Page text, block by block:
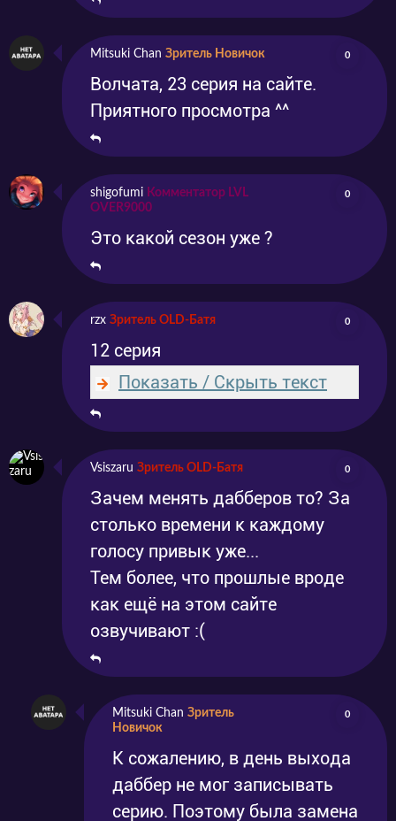
Mitsuki Chan Зритель Новичок 0
Волчата, 23 серия на сайте.
Приятного просмотра ^^
shigofumi Комментатор LVL
OVER9000
0
Это какой сезон уже ?
rzx Зритель OLD-Батя 0
12 серия
Показать / Скрыть текст
Vsiszaru Зритель OLD-Батя 0
Зачем менять дабберов то? За
столько времени к каждому
голосу привык уже...
Тем более, что прошлые вроде
как ещё на этом сайте
озвучивают :(
Mitsuki Chan Зритель
Новичок
0
К сожалению, в день выхода
даббер не мог записывать
серию. Поэтому была замена